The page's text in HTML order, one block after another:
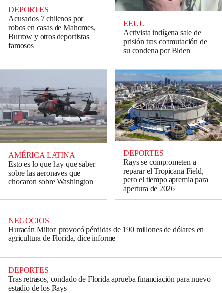
DEPORTES
Acusados 7 chilenos por
robos en casas de Mahomes,
Burrow y otros deportistas
famosos
EEUU
Activista indígena sale de
prisión tras conmutación de
su condena por Biden
AMÉRICA LATINA
Esto es lo que hay que saber
sobre las aeronaves que
chocaron sobre Washington
DEPORTES
Rays se comprometen a
reparar el Tropicana Field,
pero el tiempo apremia para
apertura de 2026
NEGOCIOS
Huracán Milton provocó pérdidas de 190 millones de dólares en
agricultura de Florida, dice informe
DEPORTES
Tras retrasos, condado de Florida aprueba financiación para nuevo
estadio de los Rays